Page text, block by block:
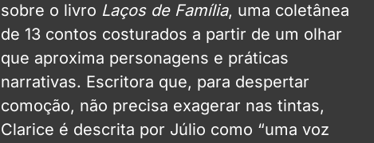
sobre o livro Laços de Família, uma coletânea
de 13 contos costurados a partir de um olhar
que aproxima personagens e práticas
narrativas. Escritora que, para despertar
comoção, não precisa exagerar nas tintas,
Clarice é descrita por Júlio como “uma voz